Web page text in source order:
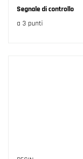
Segnale di controllo
a 3 punti